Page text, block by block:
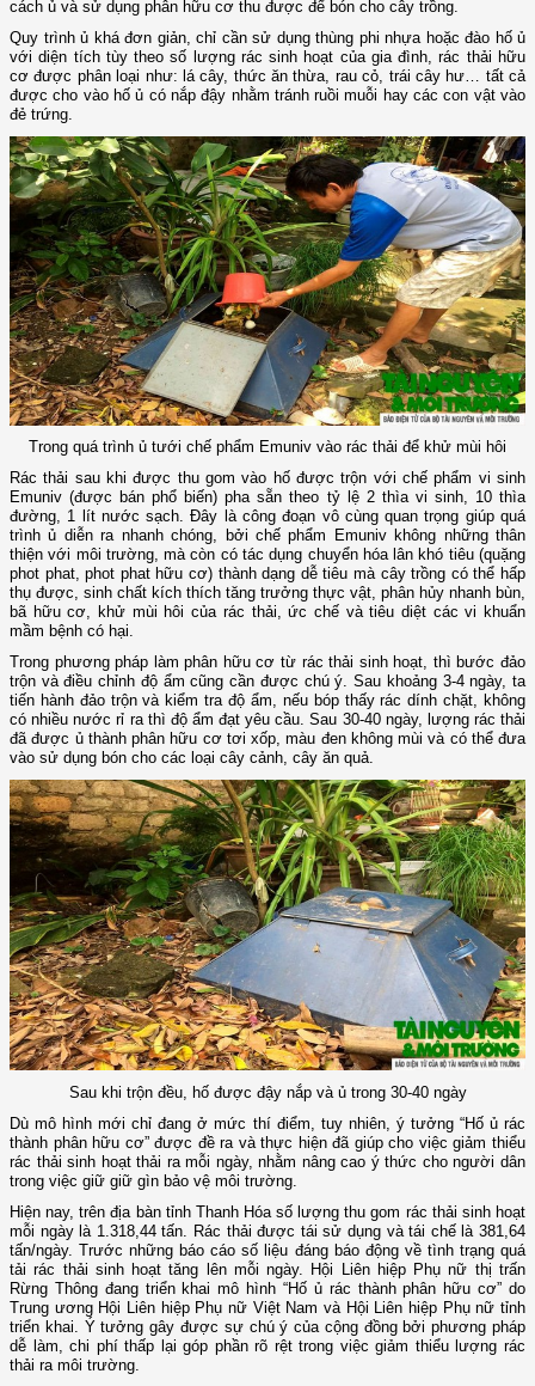
cách ủ và sử dụng phân hữu cơ thu được để bón cho cây trồng.
Quy trình ủ khá đơn giản, chỉ cần sử dụng thùng phi nhựa hoặc đào hố ủ
với diện tích tùy theo số lượng rác sinh hoạt của gia đình, rác thải hữu
cơ được phân loại như: lá cây, thức ăn thừa, rau cỏ, trái cây hư… tất cả
được cho vào hố ủ có nắp đậy nhằm tránh ruồi muỗi hay các con vật vào
đẻ trứng.
Trong quá trình ủ tưới chế phẩm Emuniv vào rác thải để khử mùi hôi
Rác thải sau khi được thu gom vào hố được trộn với chế phẩm vi sinh
Emuniv (được bán phổ biến) pha sẵn theo tỷ lệ 2 thìa vi sinh, 10 thìa
đường, 1 lít nước sạch. Đây là công đoạn vô cùng quan trọng giúp quá
trình ủ diễn ra nhanh chóng, bởi chế phẩm Emuniv không những thân
thiện với môi trường, mà còn có tác dụng chuyển hóa lân khó tiêu (quặng
phot phat, phot phat hữu cơ) thành dạng dễ tiêu mà cây trồng có thể hấp
thụ được, sinh chất kích thích tăng trưởng thực vật, phân hủy nhanh bùn,
bã hữu cơ, khử mùi hôi của rác thải, ức chế và tiêu diệt các vi khuẩn
mầm bệnh có hại.
Trong phương pháp làm phân hữu cơ từ rác thải sinh hoạt, thì bước đảo
trộn và điều chỉnh độ ẩm cũng cần được chú ý. Sau khoảng 3-4 ngày, ta
tiến hành đảo trộn và kiểm tra độ ẩm, nếu bóp thấy rác dính chặt, không
có nhiều nước rỉ ra thì độ ẩm đạt yêu cầu. Sau 30-40 ngày, lượng rác thải
đã được ủ thành phân hữu cơ tơi xốp, màu đen không mùi và có thể đưa
vào sử dụng bón cho các loại cây cảnh, cây ăn quả.
Sau khi trộn đều, hố được đậy nắp và ủ trong 30-40 ngày
Dù mô hình mới chỉ đang ở mức thí điểm, tuy nhiên, ý tưởng “Hố ủ rác
thành phân hữu cơ” được đề ra và thực hiện đã giúp cho việc giảm thiểu
rác thải sinh hoạt thải ra mỗi ngày, nhằm nâng cao ý thức cho người dân
trong việc giữ giữ gìn bảo vệ môi trường.
Hiện nay, trên địa bàn tỉnh Thanh Hóa số lượng thu gom rác thải sinh hoạt
mỗi ngày là 1.318,44 tấn. Rác thải được tái sử dụng và tái chế là 381,64
tấn/ngày. Trước những báo cáo số liệu đáng báo động về tình trạng quá
tải rác thải sinh hoạt tăng lên mỗi ngày. Hội Liên hiệp Phụ nữ thị trấn
Rừng Thông đang triển khai mô hình “Hố ủ rác thành phân hữu cơ” do
Trung ương Hội Liên hiệp Phụ nữ Việt Nam và Hội Liên hiệp Phụ nữ tỉnh
triển khai. Ý tưởng gây được sự chú ý của cộng đồng bởi phương pháp
dễ làm, chi phí thấp lại góp phần rõ rệt trong việc giảm thiểu lượng rác
thải ra môi trường.